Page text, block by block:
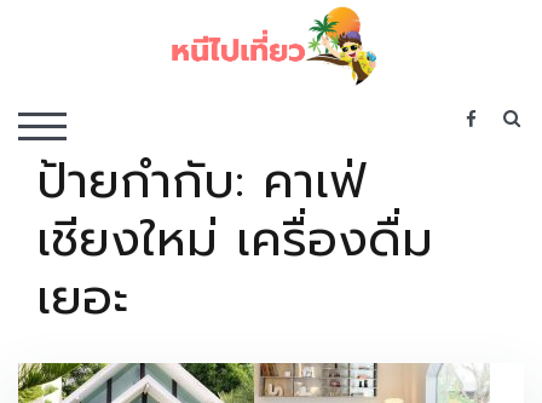
TOGGLE MOBILE MENU
ป้ายกำกับ: คาเฟ่
เชียงใหม่ เครื่องดื่ม
เยอะ